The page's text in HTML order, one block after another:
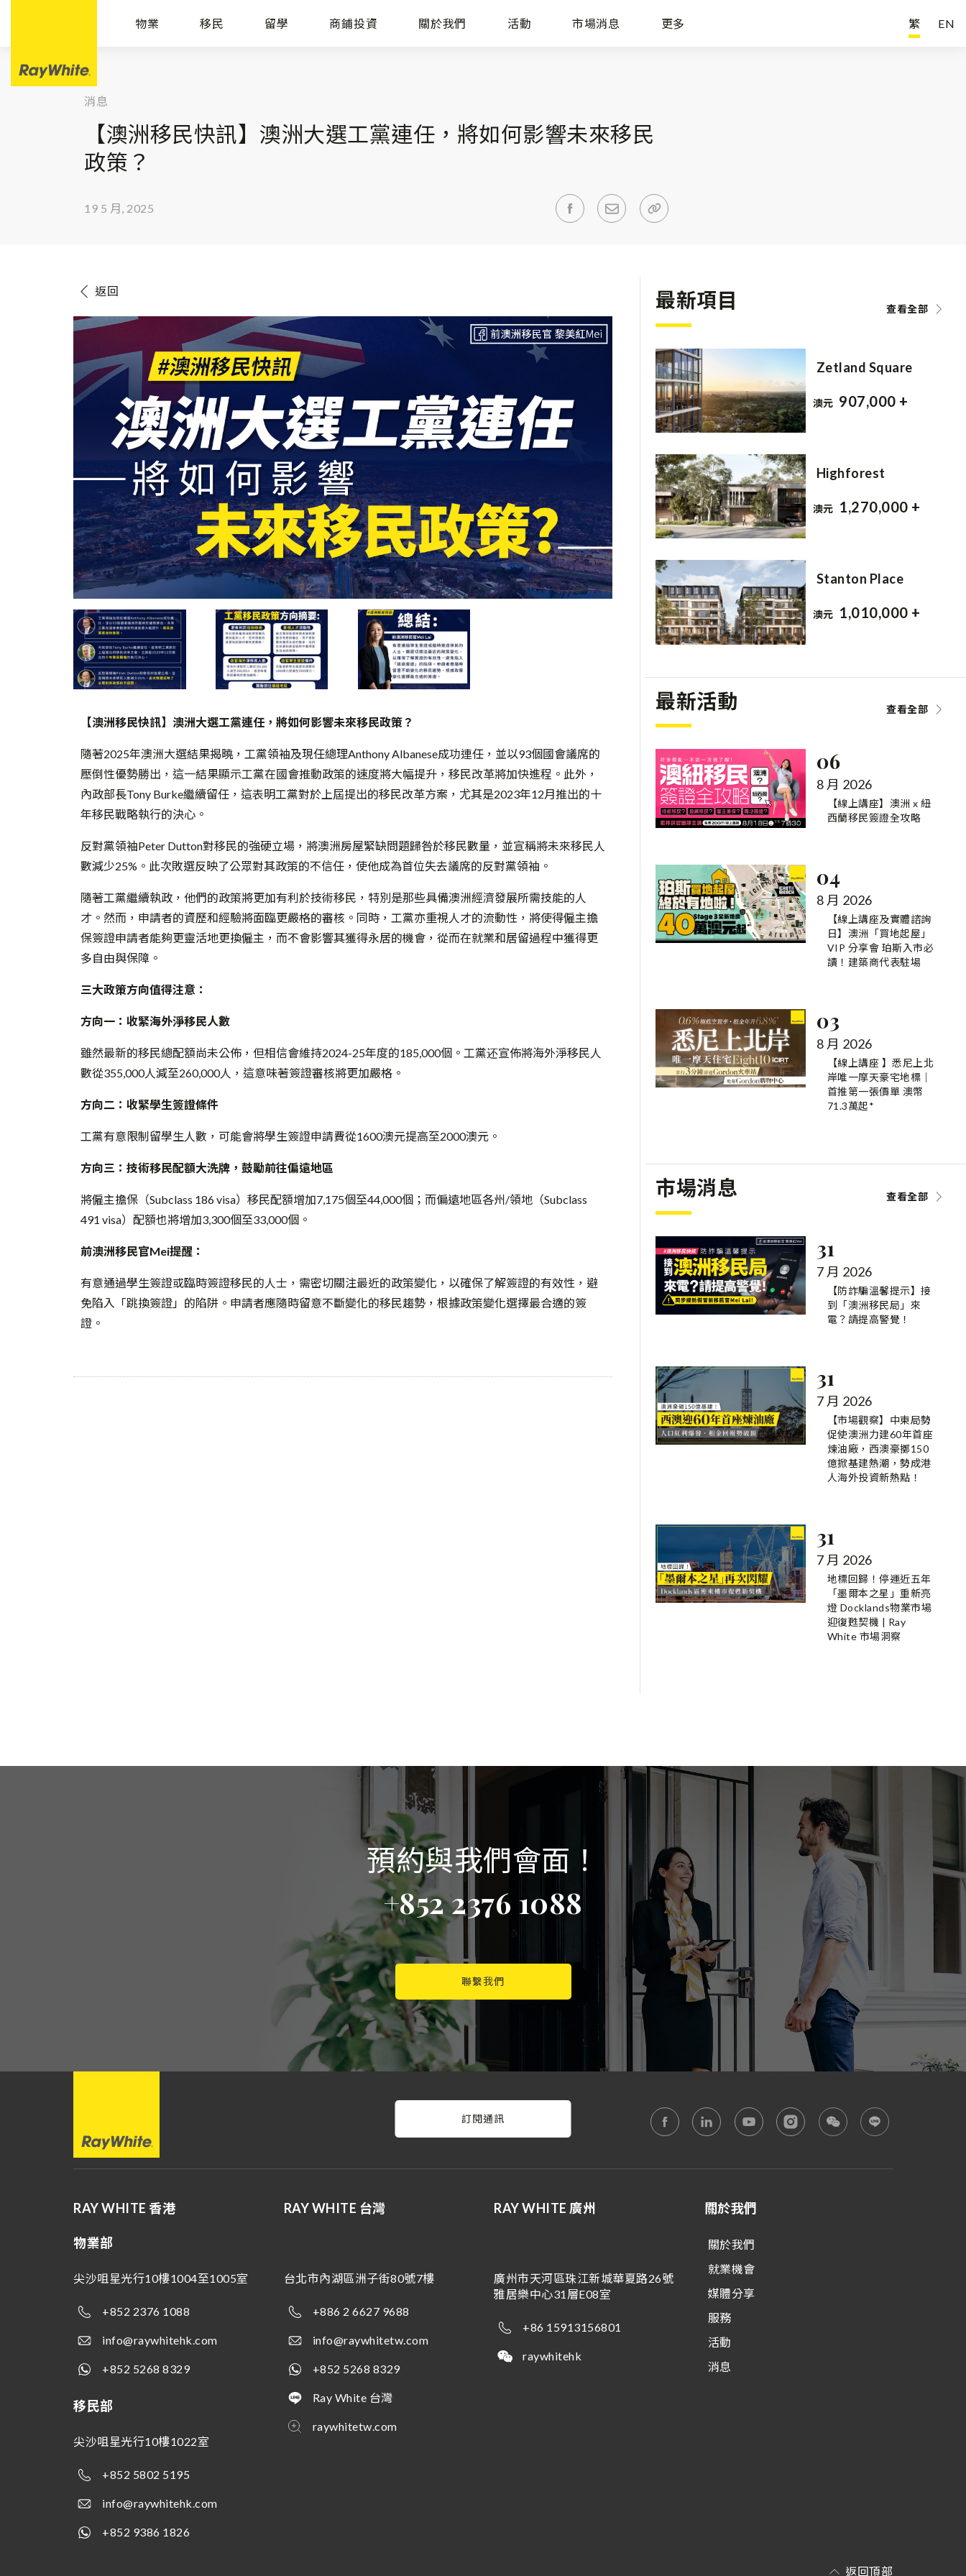
物業 移民 留學 商鋪投資 關於我們 活動 市場消息 更多 EN
繁
消息
【澳洲移民快訊】澳洲大選工黨連任，將如何影響未來移民
政策？
19 5 月, 2025
返回
【澳洲移民快訊】 澳洲大選工黨連任，將如何影響未來移民政策？
隨著2025年澳洲大選結果揭曉，工黨領袖及現任總理Anthony Albanese成功連任，並以93個國會議席的
壓倒性優勢勝出，這一結果顯示工黨在國會推動政策的速度將大幅提升，移民改革將加快進程。此外，
內政部長Tony Burke繼續留任，這表明工黨對於上屆提出的移民改革方案，尤其是2023年12月推出的十
年移民戰略執行的決心。
反對黨領袖Peter Dutton對移民的強硬立場，將澳洲房屋緊缺問題歸咎於移民數量，並宣稱將未來移民人
數減少25%。此次敗選反映了公眾對其政策的不信任，使他成為首位失去議席的反對黨領袖。
隨著工黨繼續執政，他們的政策將更加有利於技術移民，特別是那些具備澳洲經濟發展所需技能的人
才。然而，申請者的資歷和經驗將面臨更嚴格的審核。同時，工黨亦重視人才的流動性，將使得僱主擔
保簽證申請者能夠更靈活地更換僱主，而不會影響其獲得永居的機會，從而在就業和居留過程中獲得更
多自由與保障。
三大政策方向值得注意：
方向一：收緊海外淨移民人數
雖然最新的移民總配額尚未公佈，但相信會維持2024-25年度的185,000個。工黨还宣佈將海外淨移民人
數從355,000人減至260,000人，這意味著簽證審核將更加嚴格。
方向二：收緊學生簽證條件
工黨有意限制留學生人數，可能會將學生簽證申請費從1600澳元提高至2000澳元。
方向三：技術移民配額大洗牌，鼓勵前往偏遠地區
將僱主擔保（Subclass 186 visa）移民配額增加7,175個至44,000個；而偏遠地區各州/領地（Subclass
491 visa）配額也將增加3,300個至33,000個。
前澳洲移民官Mei提醒：
有意通過學生簽證或臨時簽證移民的人士，需密切關注最近的政策變化，以確保了解簽證的有效性，避
免陷入「跳換簽證」的陷阱。申請者應隨時留意不斷變化的移民趨勢，根據政策變化選擇最合適的簽
證。
最新項目 查看全部
Zetland Square
澳元 907,000 +
Highforest
澳元 1,270,000 +
Stanton Place
澳元 1,010,000 +
最新活動 查看全部
06
8 月 2026
【線上講座】澳洲 x 紐
西蘭移民簽證全攻略
04
8 月 2026
【線上講座及實體諮詢
日】澳洲「買地起屋」
VIP 分享會 珀斯入市必
讀！建築商代表駐場
03
8 月 2026
【線上講座 】悉尼上北
岸唯一摩天豪宅地標｜
首推第一張價單 澳幣
71.3萬起*
市場消息 查看全部
31
7 月 2026
【防詐騙溫馨提示】接
到「澳洲移民局」來
電？請提高警覺！
31
7 月 2026
【市場觀察】中東局勢
促使澳洲力建60年首座
煉油廠，西澳豪擲150
億掀基建熱潮，勢成港
人海外投資新熱點！
31
7 月 2026
地標回歸！停運近五年
「墨爾本之星」重新亮
燈 Docklands物業市場
迎復甦契機 | Ray
White 市場洞察
預約與我們會面！
+852 2376 1088
聯繫我們
RAY WHITE 香港
物業部
尖沙咀星光行10樓1004至1005室
+852 2376 1088
info@raywhitehk.com
+852 5268 8329
移民部
尖沙咀星光行10樓1022室
+852 5802 5195
info@raywhitehk.com
+852 9386 1826
RAY WHITE 台灣
台北市內湖區洲子街80號7樓
+886 2 6627 9688
info@raywhitetw.com
+852 5268 8329
Ray White 台灣
raywhitetw.com
RAY WHITE 廣州
廣州市天河區珠江新城華夏路26號
雅居樂中心31層E08室
+86 15913156801
raywhitehk
訂閱通訊
關於我們
關於我們
就業機會
媒體分享
服務
活動
消息
返回頂部